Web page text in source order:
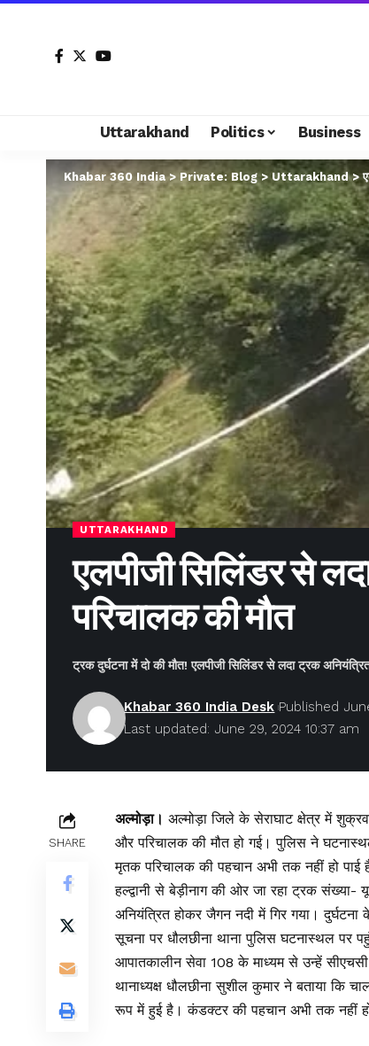
Uttarakhand Politics Business
Khabar 360 India> Private: Blog > Uttarakhand>
UTTARAKHAND
एलपीजी सिलिंडर से
परिचालक की मौत
ट्रक दुर्घटना में दो की मौत! एलपीजी सिलिंडर से लदा ट्रक
Last updated: June 29, 2024 10:37 am
Khabar 360 India Desk Published
SHARE
अल्मोड़ा। अल्मोड़ा जिले के सेराघाट क्षेत्र में
और परिचालक की मौत हो गई। पुलिस ने
मृतक परिचालक की पहचान अभी तक नहीं हो पाई
हल्द्वानी से बेड़ीनाग की ओर जा रहा ट्रक
अनियंत्रित होकर जैगन नदी में गिर गया।
सूचना पर धौलछीना थाना पुलिस घटनास्थल पर
आपातकालीन सेवा 108 के माध्यम से उन्हें सीएचसी
थानाध्यक्ष धौलछीना सुशील कुमार ने बताया कि
रूप में हुई है। कंडक्टर की पहचान अभी तक नहीं